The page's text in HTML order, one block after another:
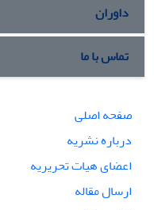
داوران
تماس با ما
صفحه اصلی
درباره نشریه
اعضای هیات تحریریه
ارسال مقاله